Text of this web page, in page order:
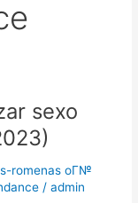
sexo
romenas oГ№
/admin